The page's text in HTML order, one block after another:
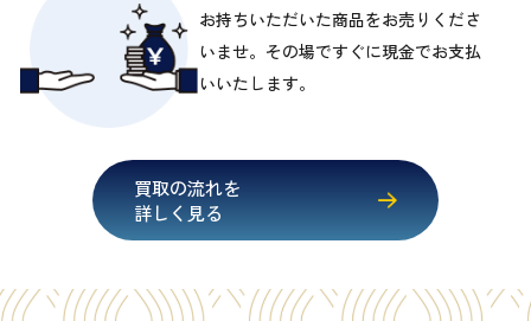
お持ちいただいた商品をお売りくださ
いませ。その場ですぐに現金でお支払
いいたします。
買取の流れを
詳しく見る